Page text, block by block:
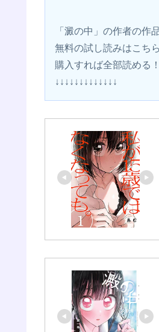
「澱の中」の作者の作
無料の試し読みはこち
購入すれば全部読める！
↓↓↓↓↓↓↓↓↓↓↓↓↓